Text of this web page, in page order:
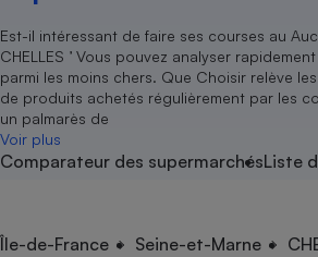
Est-il intéressant de faire ses courses au
CHELLES ’ Vous pouvez analyser
parmi les moins chers. Que Choisir relève
de produits achetés régulièrement par les
un palmarès de
Voir plus
Comparateur des supermarchésListe
Île-de-France Seine-et-Marne
Air
Eau
Sport
Conseils
Brèves
Soumettre un litige
Lettres types
Rencontrer une association locale
Les billets de la présidente
Nos associations locales
Nous rejoindre
En savoir plus sur Que Choisir
?
Notre financement
Nos partenaires
Nous rejoindre